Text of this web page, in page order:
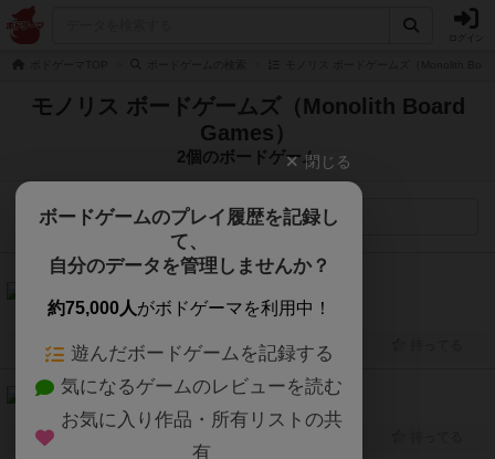
モノリス ボードゲームズ（Monolith Board
Games）
2個のボードゲーム
検索メニュー
6.5
タワーアップ（Tower Up）
2人～4人 30分～45分 8歳～ 2024年～
興味あり 経験あり お気に入り
ザ・ライン（The Line）
2人～12人 10分～15分
興味あり
閉じる
ボードゲームのプレイ履歴を記録し
て、
自分のデータを管理しませんか？
約75,000人がボドゲーマを利用中！
遊んだボードゲームを記録する
気になるゲームのレビューを読む
お気に入り作品・所有リストの共
有